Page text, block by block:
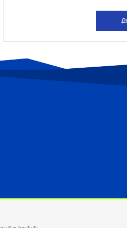
Երևանում
փոփոխություն կլինի
UFC 331 մրցաշարում
Օլիվեյրա
պատճառը